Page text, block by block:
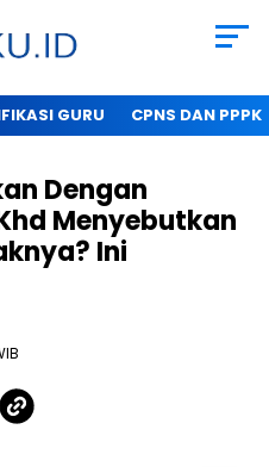
GURU CPNS DAN PPPK
Dengan
Menyebutkan
Ini